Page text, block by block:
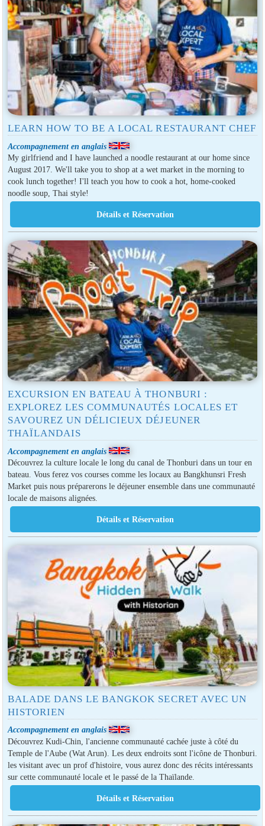
LEARN HOW TO BE A LOCAL RESTAURANT CHEF
Accompagnement en anglais
My girlfriend and I have launched a noodle restaurant at our home since
August 2017. We'll take you to shop at a wet market in the morning to
cook lunch together! I'll teach you how to cook a hot, home-cooked
noodle soup, Thai style!
EXCURSION EN BATEAU À THONBURI :
EXPLOREZ LES COMMUNAUTÉS LOCALES ET
SAVOUREZ UN DÉLICIEUX DÉJEUNER
THAÏLANDAIS
Accompagnement en anglais
Découvrez la culture locale le long du canal de Thonburi dans un tour en
bateau. Vous ferez vos courses comme les locaux au Bangkhunsri Fresh
Market puis nous préparerons le déjeuner ensemble dans une communauté
locale de maisons alignées.
BALADE DANS LE BANGKOK SECRET AVEC UN
HISTORIEN
Accompagnement en anglais
Découvrez Kudi-Chin, l'ancienne communauté cachée juste à côté du
Temple de l'Aube (Wat Arun). Les deux endroits sont l'icône de Thonburi.
les visitant avec un prof d'histoire, vous aurez donc des récits intéressants
sur cette communauté locale et le passé de la Thaïlande.